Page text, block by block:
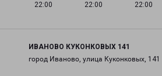
22:00
22:00
22:00
ИВАНОВО КУКОНКОВЫХ 141
город Иваново, улица Куконковых, 141